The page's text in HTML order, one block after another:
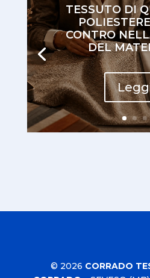
TESSUTO DI
CONTRO
DEL
© 2026 CORRADO